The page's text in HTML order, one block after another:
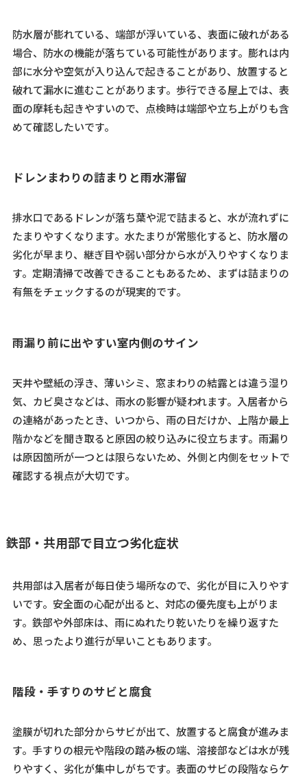
防水層が膨れている、端部が浮いている、表面に破れがある
場合、防水の機能が落ちている可能性があります。膨れは内
部に水分や空気が入り込んで起きることがあり、放置すると
破れて漏水に進むことがあります。歩行できる屋上では、表
面の摩耗も起きやすいので、点検時は端部や立ち上がりも含
めて確認したいです。
ドレンまわりの詰まりと雨水滞留
排水口であるドレンが落ち葉や泥で詰まると、水が流れずに
たまりやすくなります。水たまりが常態化すると、防水層の
劣化が早まり、継ぎ目や弱い部分から水が入りやすくなりま
す。定期清掃で改善できることもあるため、まずは詰まりの
有無をチェックするのが現実的です。
雨漏り前に出やすい室内側のサイン
天井や壁紙の浮き、薄いシミ、窓まわりの結露とは違う湿り
気、カビ臭さなどは、雨水の影響が疑われます。入居者から
の連絡があったとき、いつから、雨の日だけか、上階か最上
階かなどを聞き取ると原因の絞り込みに役立ちます。雨漏り
は原因箇所が一つとは限らないため、外側と内側をセットで
確認する視点が大切です。
鉄部・共用部で目立つ劣化症状
共用部は入居者が毎日使う場所なので、劣化が目に入りやす
いです。安全面の心配が出ると、対応の優先度も上がりま
す。鉄部や外部床は、雨にぬれたり乾いたりを繰り返すた
め、思ったより進行が早いこともあります。
階段・手すりのサビと腐食
塗膜が切れた部分からサビが出て、放置すると腐食が進みま
す。手すりの根元や階段の踏み板の端、溶接部などは水が残
りやすく、劣化が集中しがちです。表面のサビの段階ならケ